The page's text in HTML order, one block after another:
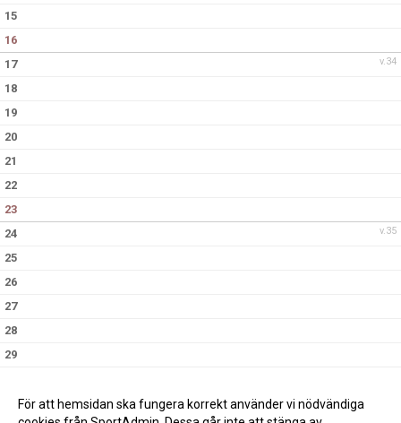
15
16
v.34
17
18
19
20
21
22
23
v.35
24
25
26
27
28
29
För att hemsidan ska fungera korrekt använder vi nödvändiga